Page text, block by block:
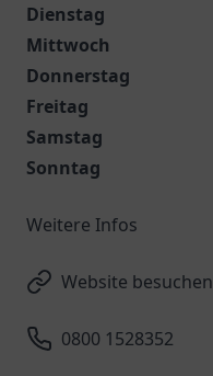
Dienstag
Mittwoch
Donnerstag
Freitag
Samstag
Sonntag
Weitere Infos
Website besuchen
0800 1528352